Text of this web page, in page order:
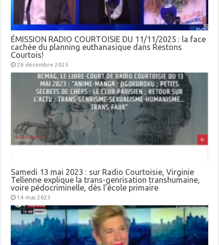
ÉMISSION RADIO COURTOISIE DU 11/11/2025 : la face
cachée du planning euthanasique dans Restons
Courtois!
26 décembre 2025
Samedi 13 mai 2023 : sur Radio Courtoisie, Virginie
Tellenne explique la trans-genrisation transhumaine,
voire pédocriminelle, dès l’école primaire
14 mai 2023